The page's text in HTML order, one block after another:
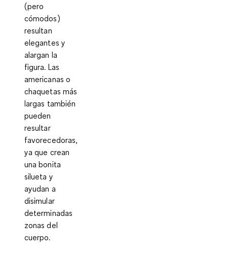
(pero
cómodos)
resultan
elegantes y
alargan la
figura. Las
americanas o
chaquetas más
largas también
pueden
resultar
favorecedoras,
ya que crean
una bonita
silueta y
ayudan a
disimular
determinadas
zonas del
cuerpo.